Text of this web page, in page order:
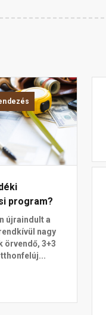
program?
újraindult a
nagy
örvendő, 3+3